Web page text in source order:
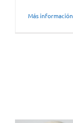
Más información